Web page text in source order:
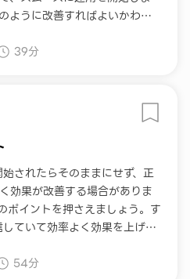
ように改善すればよいかわか
39分
されたらそのままにせず、正
効果が改善する場合がありま
ポイントを押さえましょう。す
ていて効率よく効果を上げた
54分